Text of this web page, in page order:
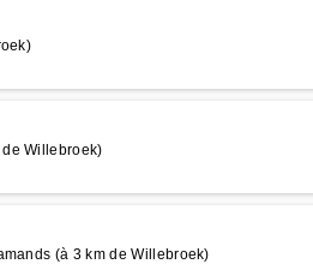
Willebroek)
(à 3 km de Willebroek)